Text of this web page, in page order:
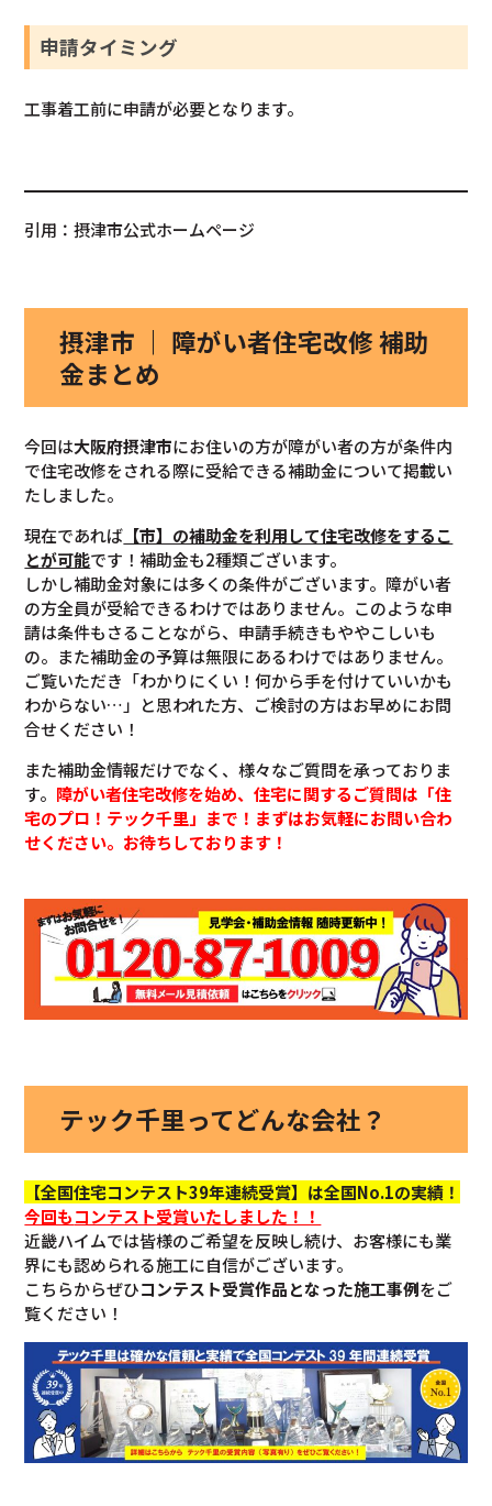
申請タイミング
工事着工前に申請が必要となります。
引用：摂津市公式ホームページ
摂津市 ｜ 障がい者住宅改修 補助
金まとめ
今回は大阪府摂津市にお住いの方が障がい者の方が条件内
で住宅改修をされる際に受給できる補助金について掲載い
たしました。
現在であれば 【市】の補助金を利用して住宅改修をするこ
とが可能です！補助金も2種類ございます。
しかし補助金対象には多くの条件がございます。障がい者
の方全員が受給できるわけではありません。このような申
請は条件もさることながら、申請手続きもややこしいも
の。また補助金の予算は無限にあるわけではありません。
ご覧いただき「わかりにくい！何から手を付けていいかも
わからない…」と思われた方、ご検討の方はお早めにお問
合せください！
また補助金情報だけでなく、様々なご質問を承っておりま
す。 障がい者住宅改修を始め、住宅に関するご質問は「住
宅のプロ！テック千里」まで！まずはお気軽にお問い合わ
せください。お待ちしております！
テック千里ってどんな会社？
【全国住宅コンテスト39年連続受賞】は全国No.1の実績！
今回もコンテスト受賞いたしました！！
近畿ハイムでは皆様のご希望を反映し続け、お客様にも業
界にも認められる施工に自信がございます。
こちらからぜひコンテスト受賞作品となった施工事例をご
覧ください！